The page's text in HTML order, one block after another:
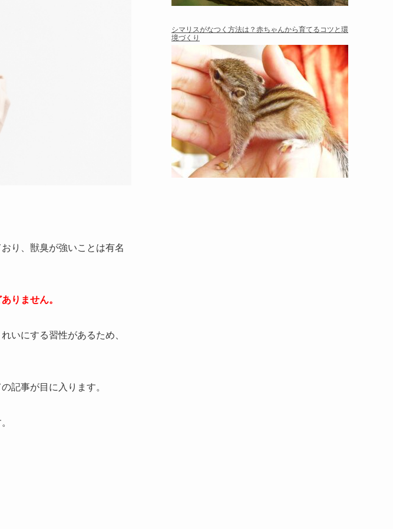
り、獣臭が強いことは有名
りません。
いにする習性があるため、
記事が目に入ります。
シマリスがなつく方法は？赤ちゃんから育てるコツと環
境づくり